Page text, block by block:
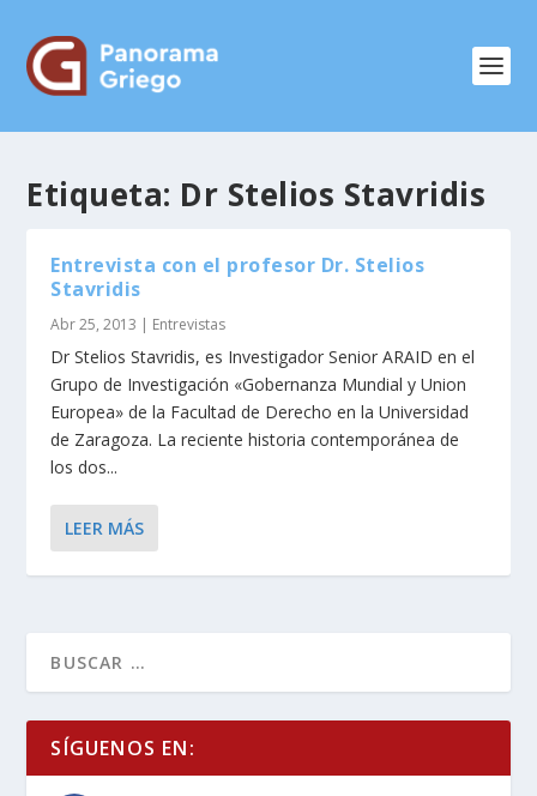
Etiqueta: Dr Stelios Stavridis
Entrevista con el profesor Dr. Stelios
Stavridis
Abr 25, 2013 | Entrevistas
Dr Stelios Stavridis, es Investigador Senior ARAID en el
Grupo de Investigación «Gobernanza Mundial y Union
Europea» de la Facultad de Derecho en la Universidad
de Zaragoza. La reciente historia contemporánea de
los dos...
LEER MÁS
SÍGUENOS EN: